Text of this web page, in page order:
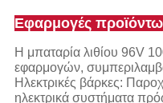
Εφαρμογές
Η μπαταρία λιθίου 96V
εφαρμογών,
Ηλεκτρικές βάρκες:
ηλεκτρικά συστήματα